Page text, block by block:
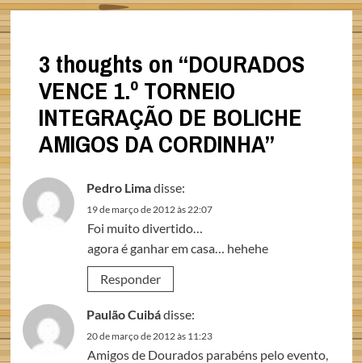
3 thoughts on “DOURADOS
VENCE 1.º TORNEIO
INTEGRAÇÃO DE BOLICHE
AMIGOS DA CORDINHA”
Pedro Limadisse:
19 de março de 2012 às 22:07
Foi muito divertido…
agora é ganhar em casa… hehehe
Responder
Paulão Cuibádisse:
20 de março de 2012 às 11:23
Amigos de Dourados parabéns pelo evento,